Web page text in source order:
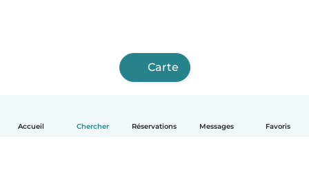
Accueil Chercher Réservations Messages Favoris
Carte